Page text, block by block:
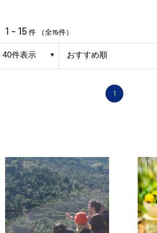
1 - 15 件 （全15件）
1